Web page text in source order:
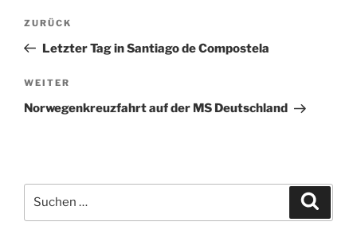
Beitragsnavigation
Vorheriger
Beitrag
ZURÜCK
Letzter Tag in Santiago de Compostela
Nächster
Beitrag
WEITER
Norwegenkreuzfahrt auf der MS Deutschland
nach: